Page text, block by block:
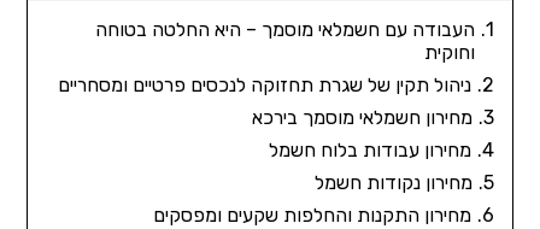
העבודה עם חשמלאי מוסמך – היא החלטה בטוחה
וחוקית
ניהול תקין של שגרת תחזוקה לנכסים פרטיים ומסחריים
מחירון חשמלאי מוסמך בירכא
מחירון עבודות בלוח חשמל
מחירון נקודות חשמל
מחירון התקנות והחלפות שקעים ומפסקים